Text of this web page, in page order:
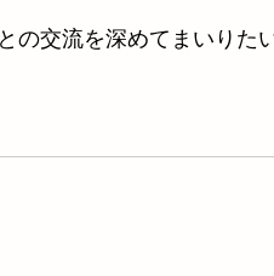
の交流を深めてまいりた